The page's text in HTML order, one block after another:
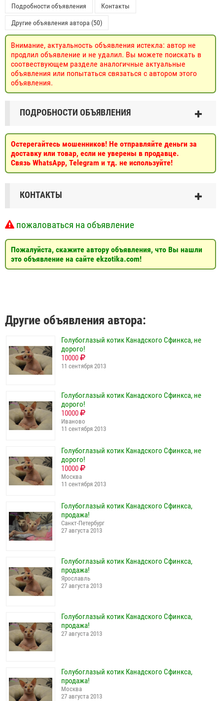
Подробности объявления Контакты
Другие объявления автора (50)
Внимание, актуальность объявления истекла: автор не
продлил объявление и не удалил. Вы можете поискать в
соотвествующем разделе аналогичные актуальные
объявления или попытаться связаться с автором этого
объявления.
ПОДРОБНОСТИ ОБЪЯВЛЕНИЯ
Остерегайтесь мошенников! Не отправляйте деньги за
доставку или товар, если не уверены в продавце.
Связь WhatsApp, Telegram и тд. не используйте!
КОНТАКТЫ
пожаловаться на объявление
Пожалуйста, скажите автору объявления, что Вы нашли
это объявление на сайте ekzotika.com!
Другие объявления автора:
Голубоглазый котик Канадского Сфинкса, не
дорого!
10000
11 сентября 2013
Голубоглазый котик Канадского Сфинкса, не
дорого!
10000
Иваново
11 сентября 2013
Голубоглазый котик Канадского Сфинкса, не
дорого!
10000
Москва
11 сентября 2013
Голубоглазый котик Канадского Сфинкса,
продажа!
Санкт-Петербург
27 августа 2013
Голубоглазый котик Канадского Сфинкса,
продажа!
Ярославль
27 августа 2013
Голубоглазый котик Канадского Сфинкса,
продажа!
27 августа 2013
Голубоглазый котик Канадского Сфинкса,
продажа!
Москва
27 августа 2013